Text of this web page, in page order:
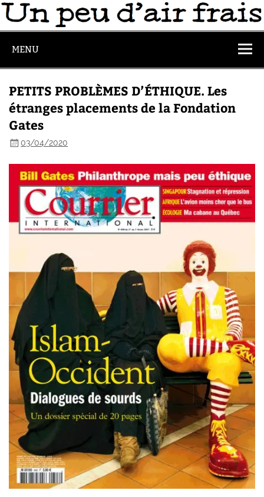
MENU
PETITS PROBLÈMES D’ÉTHIQUE. Les
étranges placements de la Fondation
Gates
03/04/2020